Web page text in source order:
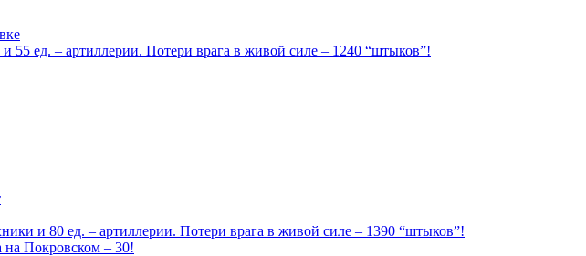
ед. – артиллерии. Потери врага в живой силе – 1240 “штыков”!
и 80 ед. – артиллерии. Потери врага в живой силе – 1390 “штыков”!
на Покровском – 30!